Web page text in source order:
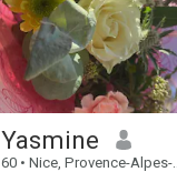
Yasmine
60 • Nice, Provence-Alpes-Côte d'Azur, France